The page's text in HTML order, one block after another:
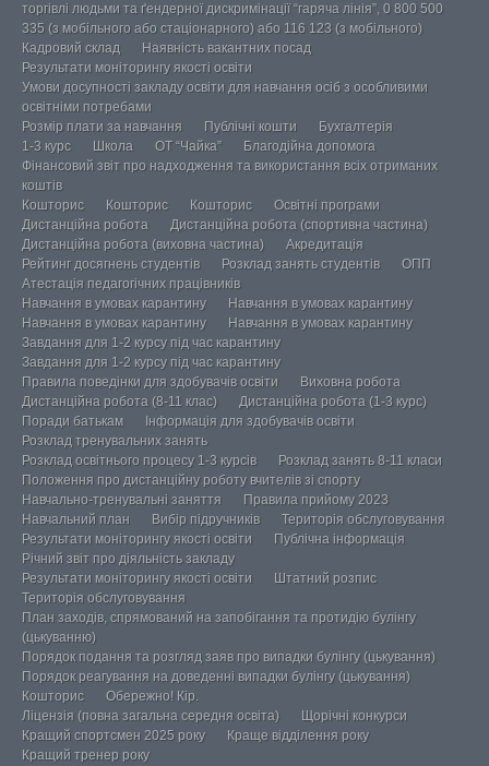
торгівлі людьми та ґендерної дискримінації “гаряча лінія”, 0 800 500
335 (з мобільного або стаціонарного) або 116 123 (з мобільного)
Кадровий склад
Наявність вакантних посад
Результати моніторингу якості освіти
Умови досупності закладу освіти для навчання осіб з особливими
освітніми потребами
Розмір плати за навчання
Публічні кошти
Бухгалтерія
1-3 курс
Школа ОТ “Чайка”
Благодійна допомога
Фінансовий звіт про надходження та використання всіх отриманих
коштів
Кошторис
Кошторис Кошторис
Освітні програми
Дистанційна робота
Дистанційна робота (спортивна частина)
Дистанційна робота (виховна частина)
Акредитація
Рейтинг досягнень студентів
Розклад занять студентів
ОПП
Атестація педагогічних працівників
Навчання в умовах карантину
Навчання в умовах карантину
Навчання в умовах карантину
Навчання в умовах карантину
Завдання для 1-2 курсу під час карантину
Завдання для 1-2 курсу під час карантину
Правила поведінки для здобувачів освіти
Виховна робота
Дистанційна робота (8-11 клас)
Дистанційна робота (1-3 курс)
Поради батькам
Інформація для здобувачів освіти
Розклад тренувальних занять
Розклад освітнього процесу 1-3 курсів
Розклад занять 8-11 класи
Положення про дистанційну роботу вчителів зі спорту
Навчально-тренувальні заняття
Правила прийому 2023
Навчальний план
Вибір підручників
Територія обслуговування
Результати моніторингу якості освіти
Публічна інформація
Річний звіт про діяльність закладу
Результати моніторингу якості освіти
Штатний розпис
Територія обслуговування
План заходів, спрямований на запобігання та протидію булінгу
(цькуванню)
Порядок подання та розгляд заяв про випадки булінгу (цькування)
Порядок реагування на доведенні випадки булінгу (цькування)
Кошторис
Обережно! Кір.
Ліцензія (повна загальна середня освіта)
Щорічні конкурси
Кращий спортсмен 2025 року
Краще відділення року
Кращий тренер року